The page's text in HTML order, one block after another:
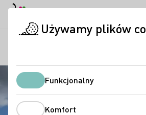
Używamy plików
Funkcjonalny
Komfort